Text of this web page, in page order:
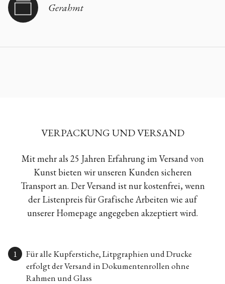
Gerahmt
VERPACKUNG UND VERSAND
Mit mehr als 25 Jahren Erfahrung im Versand von
Kunst bieten wir unseren Kunden sicheren
Transport an. Der Versand ist nur kostenfrei, wenn
der Listenpreis für Grafische Arbeiten wie auf
unserer Homepage angegeben akzeptiert wird.
Für alle Kupferstiche, Litpgraphien und Drucke
erfolgt der Versand in Dokumentenrollen ohne
Rahmen und Glass